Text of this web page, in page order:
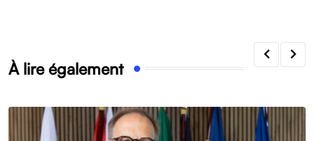
À lire également